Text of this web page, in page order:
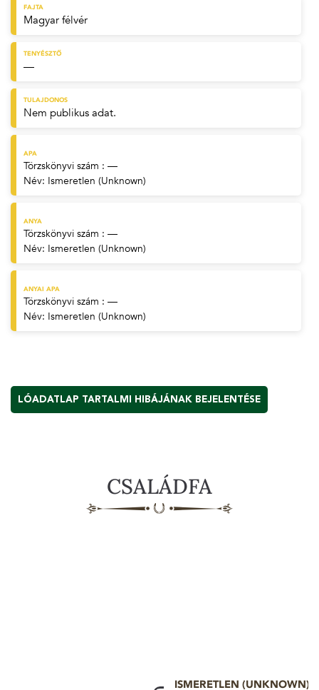
FAJTA
Magyar félvér
TENYÉSZTŐ
—
TULAJDONOS
Nem publikus adat.
APA
Törzskönyvi szám : —
Név: Ismeretlen (Unknown)
ANYA
Törzskönyvi szám : —
Név: Ismeretlen (Unknown)
ANYAI APA
Törzskönyvi szám : —
Név: Ismeretlen (Unknown)
LÓADATLAP TARTALMI HIBÁJÁNAK BEJELENTÉSE
CSALÁDFA
ISMERETLEN (UNKNOWN)